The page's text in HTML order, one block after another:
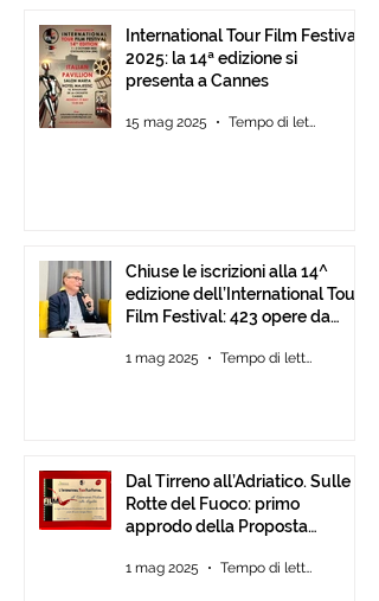
International Tour Film Festival
2025: la 14ª edizione si
presenta a Cannes
15 mag 2025 Tempo di lettura: 2 min
Chiuse le iscrizioni alla 14^
edizione dell’International Tour
Film Festival: 423 opere da
1 mag 2025 Tempo di lettura: 1 min
Dal Tirreno all’Adriatico. Sulle
Rotte del Fuoco: primo
approdo della Proposta
1 mag 2025 Tempo di lettura: 3 min